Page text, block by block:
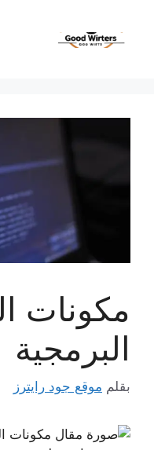
المحتوى
مكونات
البرمجية
بقلم موقع جود رايترز